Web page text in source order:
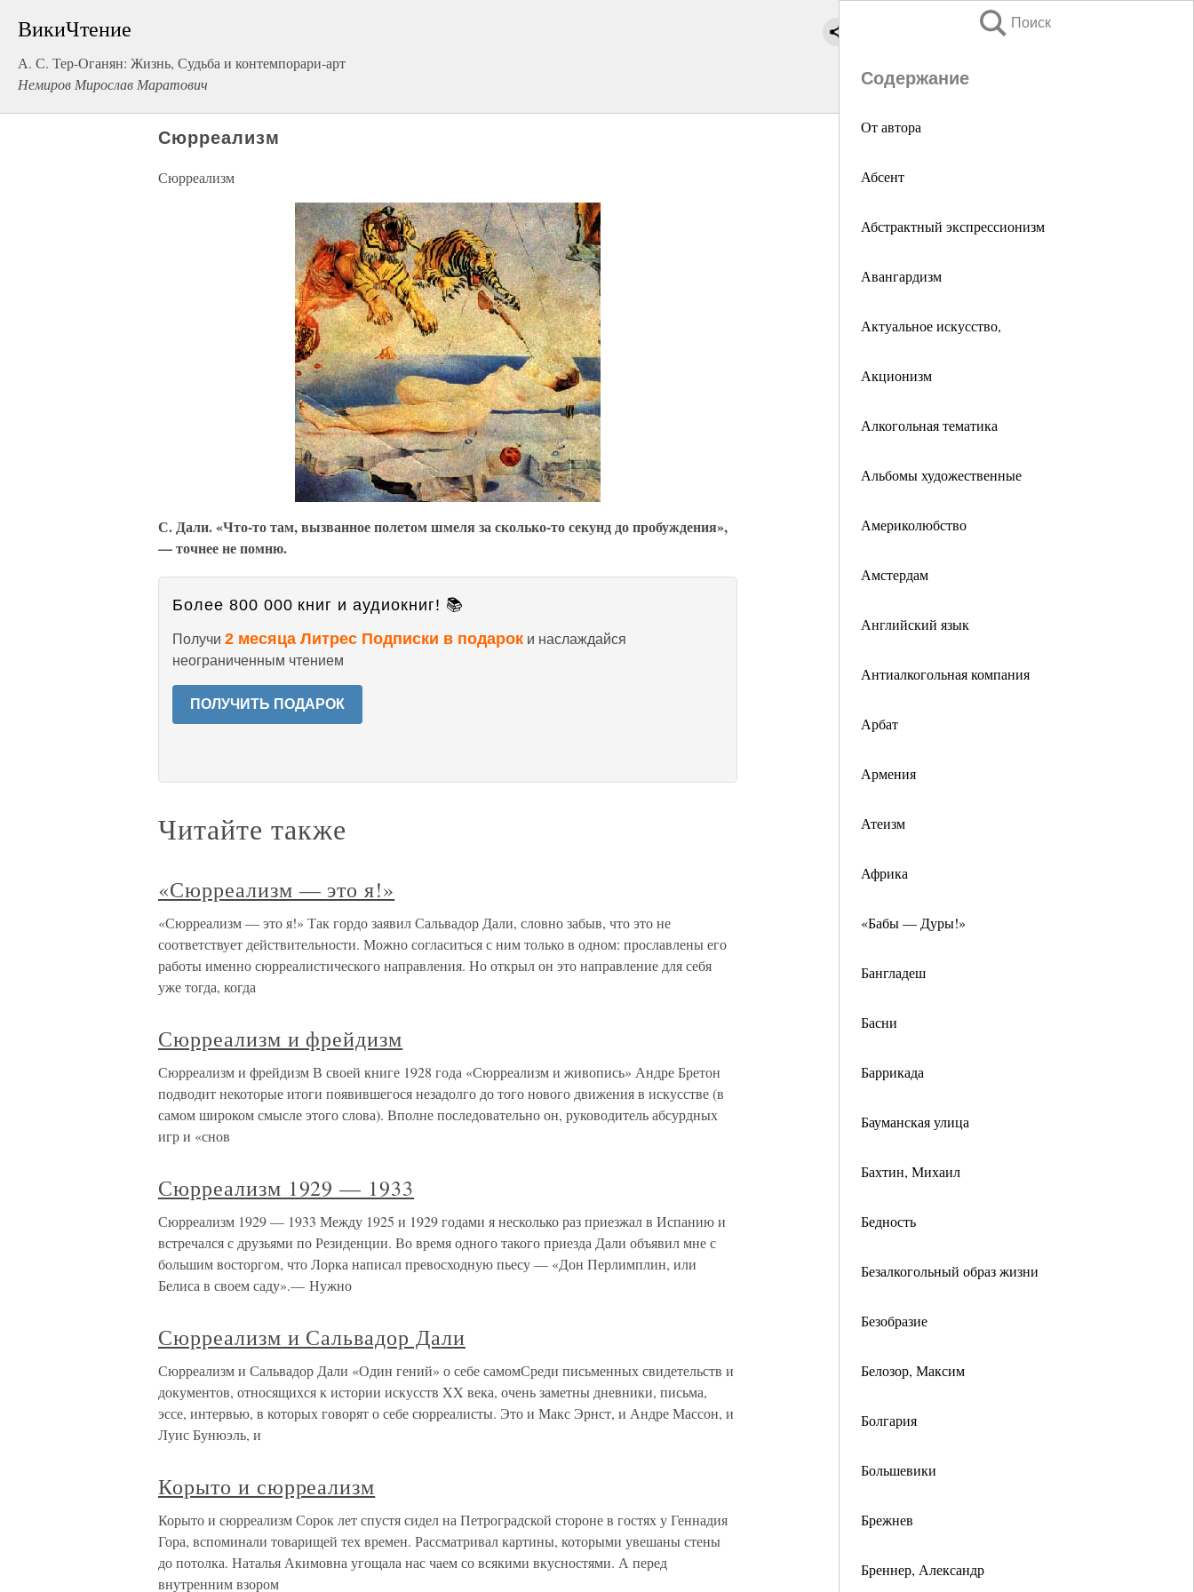
ВикиЧтение
А. С. Тер-Оганян: Жизнь, Судьба и контемпорари-арт
Немиров Мирослав Маратович
Поиск
Содержание
От автора
Абсент
Абстрактный экспрессионизм
Авангардизм
Актуальное искусство,
Акционизм
Алкогольная тематика
Альбомы художественные
Америколюбство
Амстердам
Английский язык
Антиалкогольная компания
Арбат
Армения
Атеизм
Африка
«Бабы — Дуры!»
Бангладеш
Басни
Баррикада
Бауманская улица
Бахтин, Михаил
Бедность
Безалкогольный образ жизни
Безобразие
Белозор, Максим
Болгария
Большевики
Брежнев
Бреннер, Александр
Сюрреализм
Сюрреализм
С. Дали. «Что-то там, вызванное полетом шмеля за сколько-то секунд до пробуждения»,
— точнее не помню.
Более 800 000 книг и аудиокниг! 📚
Получи 2 месяца Литрес Подписки в подарок и наслаждайся
неограниченным чтением
ПОЛУЧИТЬ ПОДАРОК
Читайте также
«Сюрреализм — это я!»
«Сюрреализм — это я!» Так гордо заявил Сальвадор Дали, словно забыв, что это не
соответствует действительности. Можно согласиться с ним только в одном: прославлены его
работы именно сюрреалистического направления. Но открыл он это направление для себя
уже тогда, когда
Сюрреализм и фрейдизм
Сюрреализм и фрейдизм В своей книге 1928 года «Сюрреализм и живопись» Андре Бретон
подводит некоторые итоги появившегося незадолго до того нового движения в искусстве (в
самом широком смысле этого слова). Вполне последовательно он, руководитель абсурдных
игр и «снов
Сюрреализм 1929 — 1933
Сюрреализм 1929 — 1933 Между 1925 и 1929 годами я несколько раз приезжал в Испанию и
встречался с друзьями по Резиденции. Во время одного такого приезда Дали объявил мне с
большим восторгом, что Лорка написал превосходную пьесу — «Дон Перлимплин, или
Белиса в своем саду».— Нужно
Сюрреализм и Сальвадор Дали
Сюрреализм и Сальвадор Дали «Один гений» о себе самомСреди письменных свидетельств и
документов, относящихся к истории искусств XX века, очень заметны дневники, письма,
эссе, интервью, в которых говорят о себе сюрреалисты. Это и Макс Эрнст, и Андре Массон, и
Луис Бунюэль, и
Корыто и сюрреализм
Корыто и сюрреализм Сорок лет спустя сидел на Петроградской стороне в гостях у Геннадия
Гора, вспоминали товарищей тех времен. Рассматривал картины, которыми увешаны стены
до потолка. Наталья Акимовна угощала нас чаем со всякими вкусностями. А перед
внутренним взором